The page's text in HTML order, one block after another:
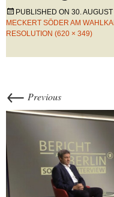
PUBLISHED ON 30.
MECKERT SÖDER AM
RESOLUTION (620 × 349)
← Previous